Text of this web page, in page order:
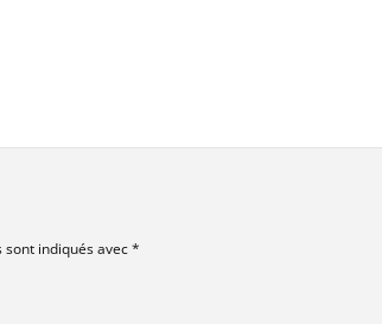
sont indiqués avec*